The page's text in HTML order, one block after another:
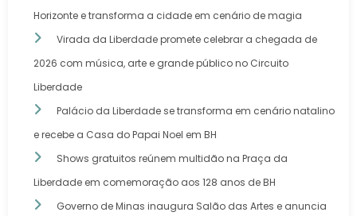
Horizonte e transforma a cidade em cenário de magia
Virada da Liberdade promete celebrar a chegada de
2026 com música, arte e grande público no Circuito
Liberdade
Palácio da Liberdade se transforma em cenário natalino
e recebe a Casa do Papai Noel em BH
Shows gratuitos reúnem multidão na Praça da
Liberdade em comemoração aos 128 anos de BH
Governo de Minas inaugura Salão das Artes e anuncia